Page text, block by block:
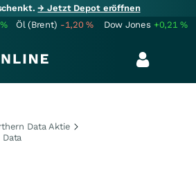
→ Jetzt Depot eröffnen
% Öl (Brent) -1,20% Dow Jones +0,21%
Data Aktie